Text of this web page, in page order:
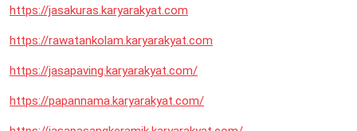
https://jasakuras.karyarakyat.com
https://rawatankolam.karyarakyat.com
https://jasapaving.karyarakyat.com/
https://papannama.karyarakyat.com/